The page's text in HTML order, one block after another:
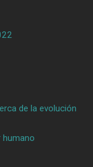
de la evolución
humano